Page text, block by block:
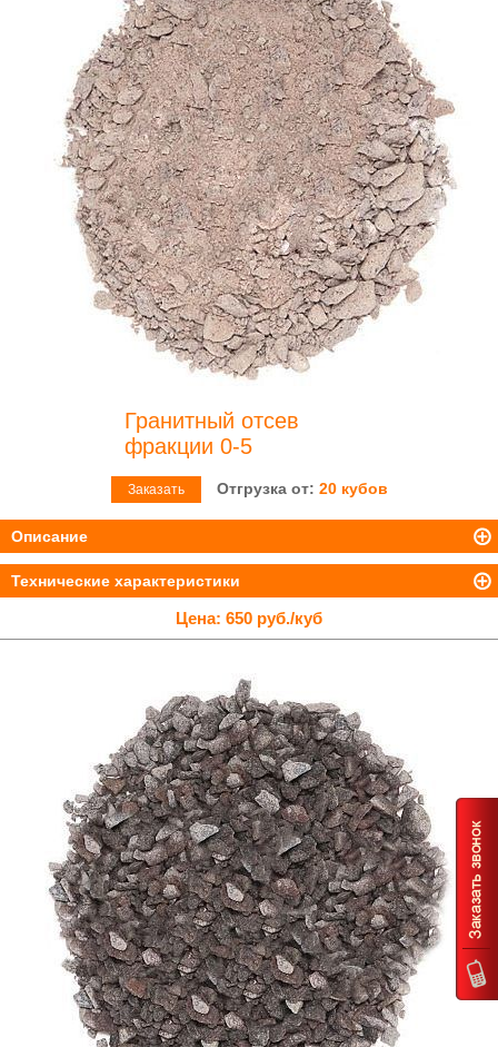
Гранитный отсев
фракции 0-5
Заказать Отгрузка от: 20 кубов
Описание
Технические характеристики
Цена: 650 руб./куб